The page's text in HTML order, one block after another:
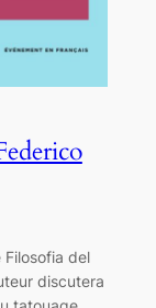
del
discutera